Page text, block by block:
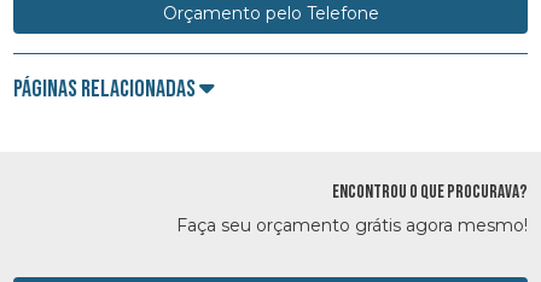
Orçamento pelo Telefone
Páginas Relacionadas
ENCONTROU O QUE PROCURAVA?
Faça seu orçamento grátis agora mesmo!